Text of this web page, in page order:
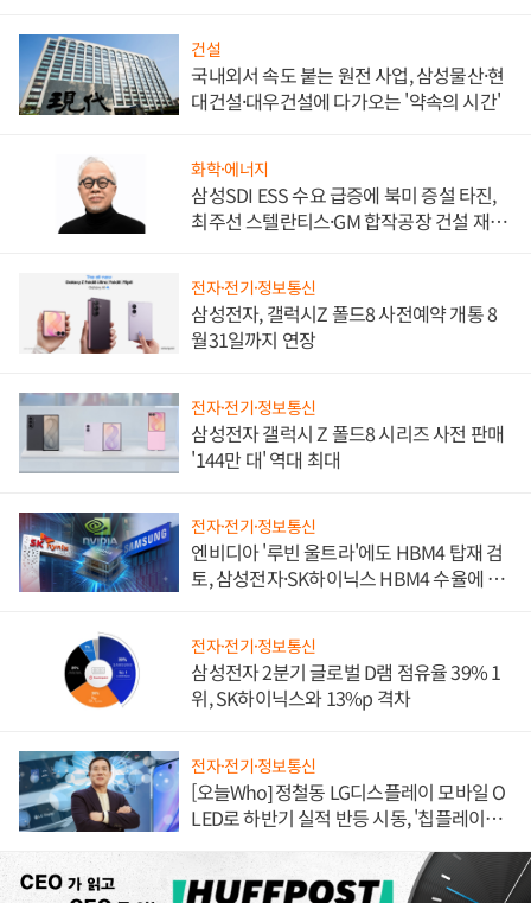
건설
국내외서 속도 붙는 원전 사업, 삼성물산·현
대건설·대우건설에 다가오는 '약속의 시간'
화학·에너지
삼성SDI ESS 수요 급증에 북미 증설 타진,
최주선 스텔란티스·GM 합작공장 건설 재추
전자·전기·정보통신
삼성전자, 갤럭시Z 폴드8 사전예약 개통 8
월31일까지 연장
전자·전기·정보통신
삼성전자 갤럭시 Z 폴드8 시리즈 사전 판매
'144만 대' 역대 최대
전자·전기·정보통신
엔비디아 '루빈 울트라'에도 HBM4 탑재 검
토, 삼성전자·SK하이닉스 HBM4 수율에 주
전자·전기·정보통신
삼성전자 2분기 글로벌 D램 점유율 39% 1
위, SK하이닉스와 13%p 격차
전자·전기·정보통신
[오늘Who] 정철동 LG디스플레이 모바일 O
LED로 하반기 실적 반등 시동, '칩플레이